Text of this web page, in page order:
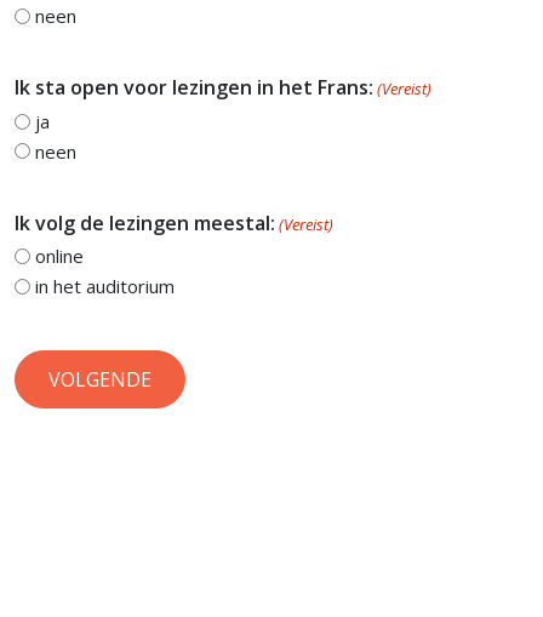
neen
Ik sta open voor lezingen in het Frans: (Vereist)
ja
neen
Ik volg de lezingen meestal: (Vereist)
online
in het auditorium